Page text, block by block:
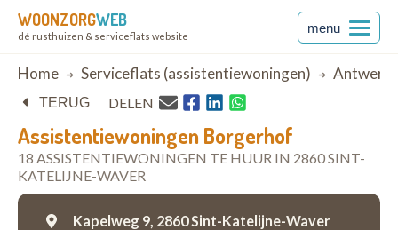
WOONZORGWEB
dé rusthuizen & serviceflats website
menu
Breadcrumb
Home Serviceflats (assistentiewoningen)
Assistentiewoningen Borgerhof
18 ASSISTENTIEWONINGEN TE HUUR IN 2860 SINT-
KATELIJNE-WAVER
TERUG DELEN
Kapelweg 9, 2860 Sint-Katelijne-Waver